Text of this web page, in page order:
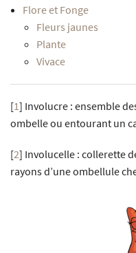
Flore et Fonge
Fleurs jaunes
Plante
Vivace
[1] Involucre : ensemble
ombelle ou entourant un
[2] Involucelle : collerette
rayons d’une ombellule